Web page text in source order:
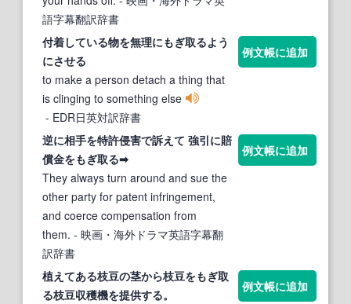
語字幕翻訳辞書
付着している物を無理にもぎ取るよう
にさせる
to make a person detach a thing that
is clinging to something else
- EDR日英対訳辞書
例文帳に追加
逆に相手を特許侵害で訴えて 強引に賠
償金をもぎ取る➡
They always turn around and sue the
other party for patent infringement,
and coerce compensation from
them. - 映画・海外ドラマ英語字幕翻
訳辞書
例文帳に追加
植えてある枝豆の茎から枝豆をもぎ取
る枝豆収穫機を提供する。
例文帳に追加